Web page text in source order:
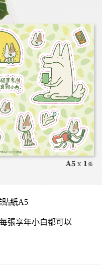
貼紙A5
張享年小白都可以